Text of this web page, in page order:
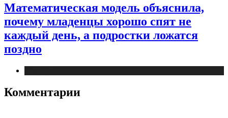
Математическая модель объяснила,
почему младенцы хорошо спят не
каждый день, а подростки ложатся
поздно
Комментарии